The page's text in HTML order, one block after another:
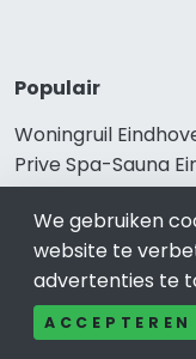
Populair
Woningruil
Prive Spa-Sauna
Incassobureau
Bedrijfsruimte
We gebruiken
website te
advertenties te
ACCEPTEREN